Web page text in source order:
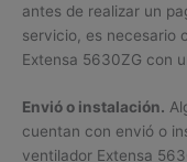
antes de realizar un
servicio, es necesario
Extensa 5630ZG con
Envió o instalación.
cuentan con envió o
ventilador Extensa